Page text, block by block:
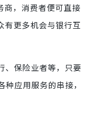
，消费者便可直接
有更多机会与银行互
、保险业者等，只要
应用服务的串接，